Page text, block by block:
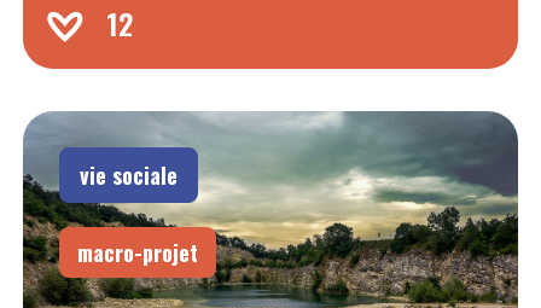
12
vie sociale
macro-projet